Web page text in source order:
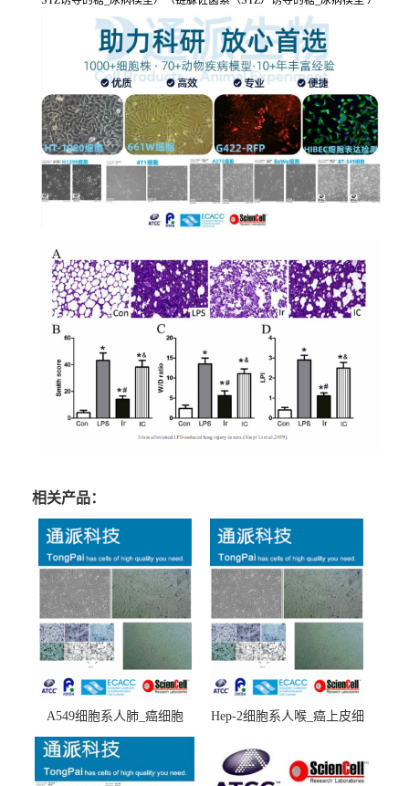
相关产品：
A549细胞系人肺_癌细胞
(A549细胞)
Hep-2细胞系人喉_癌上皮细